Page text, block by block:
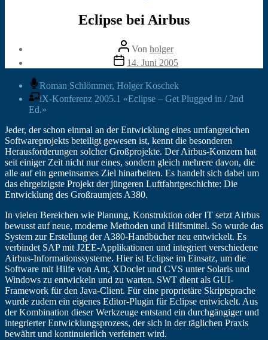
Eclipse bei Airbus
Beitragsautor
Von holger
Veröffentlichungsdatum
14. Juni 2005
Roman Schlömmer, Holger Koschek
iX-Konferenz 2005.1 «Eclipse – Get Plugged in / 2nd
Ed.»
Jeder, der schon einmal an der Entwicklung eines umfangreichen
Softwareprojekts beteiligt gewesen ist, kennt die besonderen
Herausforderungen solcher Großprojekte. Der Airbus-Konzern hat
seit einiger Zeit nicht nur eines, sondern gleich mehrere davon, die
alle auf ein gemeinsames Ziel hinarbeiten. Es handelt sich dabei um
das ehrgeizigste Projekt der jüngeren Luftfahrtgeschichte: Die
Entwicklung des Großraumjets A380.
In vielen Bereichen wie Planung, Konstruktion oder IT setzt Airbus
bewusst auf neue, moderne Methoden und Hilfsmittel. So wurde das
System zur Erstellung der A380-Handbücher neu entwickelt. Es
verbindet SAP mit J2EE-Applikationen und integriert verschiedene
Airbus-Informationssysteme. Hier ist Eclipse im Einsatz, um die
Software mit Hilfe von Ant, XDoclet und CVS unter Solaris und
Windows zu entwickeln und zu warten. SWT dient als GUI-
Framework für den Java-Client. Für eine proprietäre Skriptsprache
wurde zudem ein eigenes Editor-Plugin für Eclipse entwickelt. Aus
der Kombination dieser Werkzeuge entstand ein durchgängiger und
integrierter Entwicklungsprozess, der sich in der täglichen Praxis
bewährt und kontinuierlich verfeinert wird.